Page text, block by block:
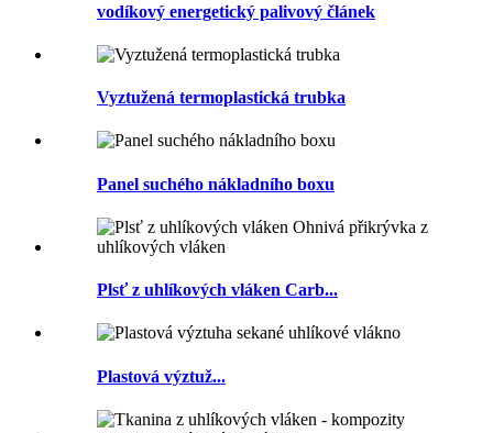
vodíkový energetický palivový článek
Vyztužená termoplastická trubka
Panel suchého nákladního boxu
Plsť z uhlíkových vláken Carb...
Plastová výztuž...